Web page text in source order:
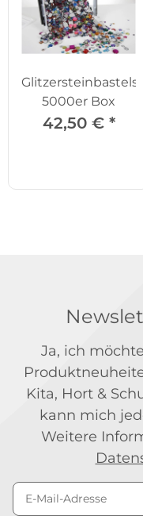
5000er Box
42,50 € *
Ja, ich
Kita, Hort &
kann mich
Weitere